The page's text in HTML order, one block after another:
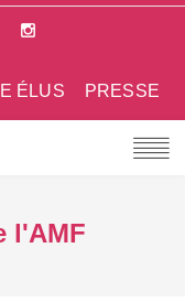
PRESSE
ÉLUS
l'AMF